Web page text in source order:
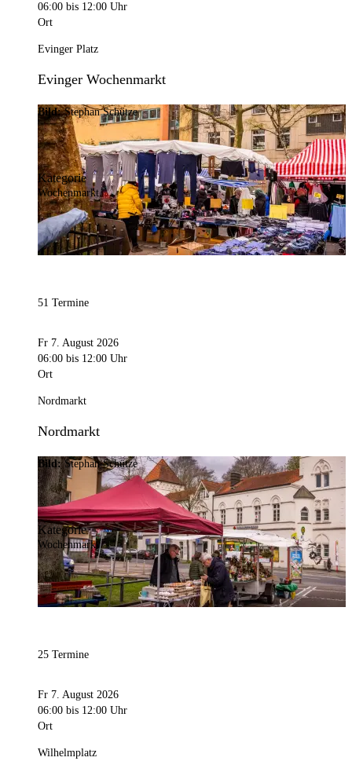
06:00 bis 12:00 Uhr
Ort
Evinger Platz
Evinger Wochenmarkt
Bild:Stephan Schütze
Kategorie
Wochenmarkt
51 Termine
Fr 7. August 2026
06:00 bis 12:00 Uhr
Ort
Nordmarkt
Nordmarkt
Bild:Stephan Schütze
Kategorie
Wochenmarkt
25 Termine
Fr 7. August 2026
06:00 bis 12:00 Uhr
Ort
Wilhelmplatz